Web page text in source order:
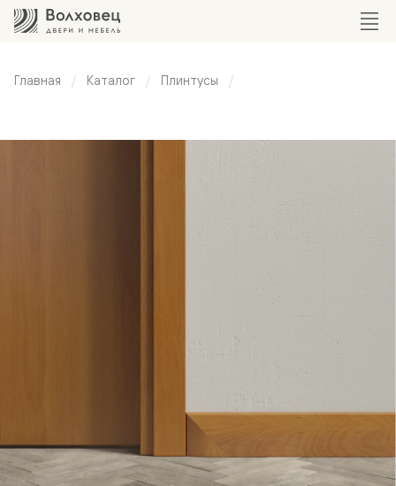
Главная Каталог Плинтусы
плинтус 100